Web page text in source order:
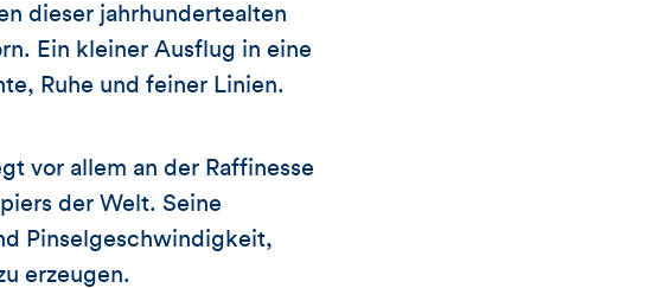
dieser jahrhundertealten
Ein kleiner Ausflug in eine
Ruhe und feiner Linien.
vor allem an der Raffinesse
der Welt. Seine
Pinselgeschwindigkeit,
erzeugen.